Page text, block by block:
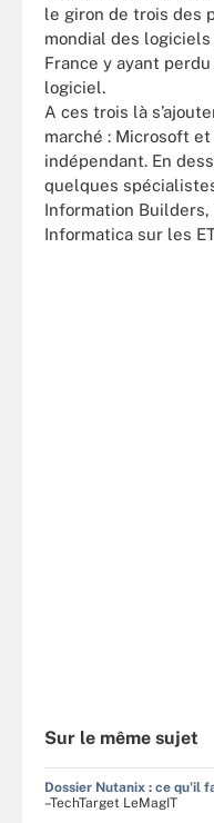
le giron de trois des
mondial des logiciels
France y ayant
logiciel.
A ces trois là
marché : Microsoft
indépendant. En
quelques
Information
Informatica sur les
Sur le même sujet
Dossier Nutanix : ce qu'il
–TechTarget LeMagIT